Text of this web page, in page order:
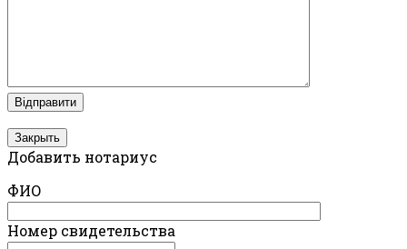
Закрыть
Добавить нотариус
ФИО
Номер свидетельства